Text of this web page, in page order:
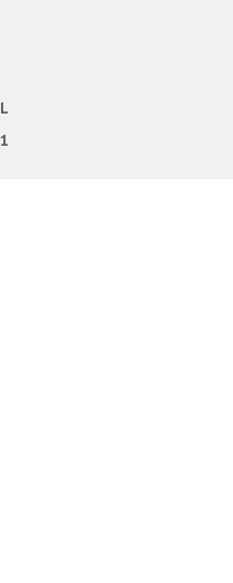
1